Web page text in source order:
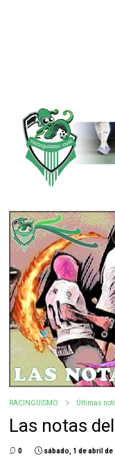
RACINGUISMO Últimas
Las notas
0 sábado, 1 de abril de